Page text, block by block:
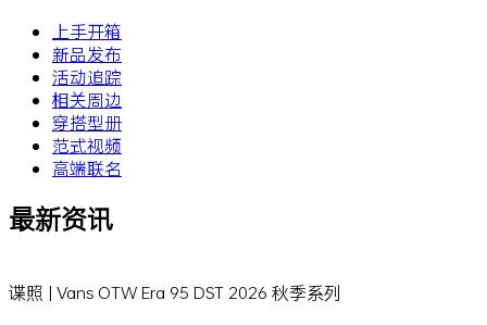
上手开箱
新品发布
活动追踪
相关周边
穿搭型册
范式视频
高端联名
最新资讯
谍照 | Vans OTW Era 95 DST 2026 秋季系列